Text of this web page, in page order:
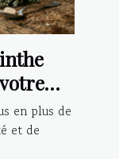
en plus de
et de